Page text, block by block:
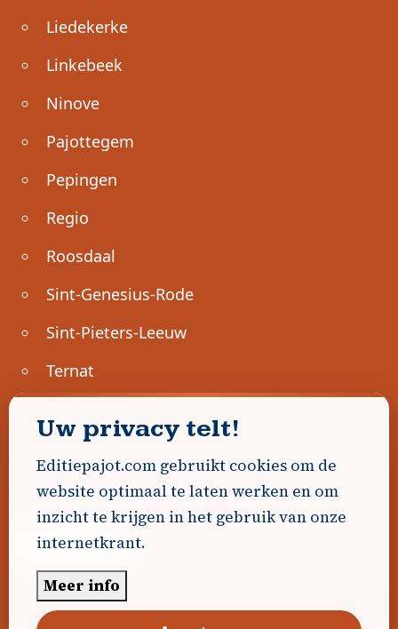
Liedekerke
Linkebeek
Ninove
Pajottegem
Pepingen
Regio
Roosdaal
Sint-Genesius-Rode
Sint-Pieters-Leeuw
Ternat
Geen advertenties gevonden.
Uw advertentie hier? Contacteer ons!
Word Partner!
© 2026 Editiepajot.com Algemene voorwaarden
Uw privacy telt!
Editiepajot.com gebruikt cookies om de
website optimaal te laten werken en om
inzicht te krijgen in het gebruik van onze
internetkrant.
Meer info